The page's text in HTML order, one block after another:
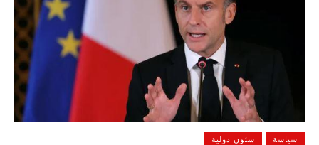
سياسة شئون دولية